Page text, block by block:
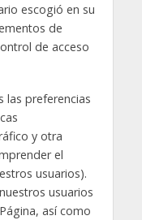
escogió en su
de
de acceso
las preferencias
y otra
el
usuarios).
usuarios
así como